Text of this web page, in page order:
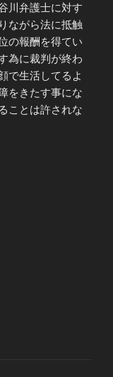
川弁護士に対す
ながら法に抵触
の報酬を得てい
為に裁判が終わ
で生活してるよ
をきたす事にな
ことは許されな